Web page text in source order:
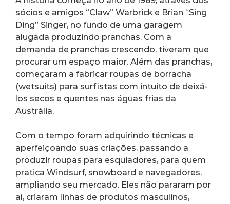
sócios e amigos “Claw” Warbrick e Brian “Sing
Ding” Singer, no fundo de uma garagem
alugada produzindo pranchas. Com a
demanda de pranchas crescendo, tiveram que
procurar um espaço maior. Além das pranchas,
começaram a fabricar roupas de borracha
(wetsuits) para surfistas com intuito de deixá-
los secos e quentes nas águas frias da
Austrália.
Com o tempo foram adquirindo técnicas e
aperfeiçoando suas criações, passando a
produzir roupas para esquiadores, para quem
pratica Windsurf, snowboard e navegadores,
ampliando seu mercado. Eles não pararam por
aí, criaram linhas de produtos masculinos,